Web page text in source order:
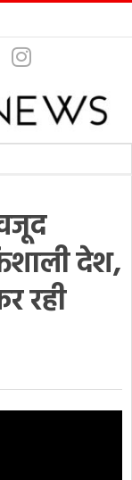
देश,
रही